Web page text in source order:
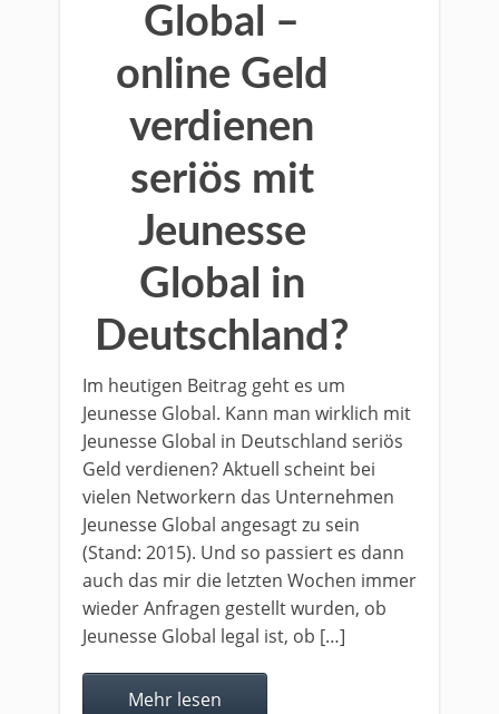
Global –
online Geld
verdienen
seriös mit
Jeunesse
Global in
Deutschland?
Im heutigen Beitrag geht es um
Jeunesse Global. Kann man wirklich mit
Jeunesse Global in Deutschland seriös
Geld verdienen? Aktuell scheint bei
vielen Networkern das Unternehmen
Jeunesse Global angesagt zu sein
(Stand: 2015). Und so passiert es dann
auch das mir die letzten Wochen immer
wieder Anfragen gestellt wurden, ob
Jeunesse Global legal ist, ob […]
Mehr lesen